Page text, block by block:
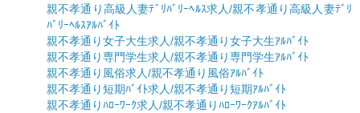
親不孝通り高級人妻ﾃﾞﾘﾊﾞﾘｰﾍﾙｽ求人/親不孝通り高級人妻ﾃﾞﾘ
ﾊﾞﾘｰﾍﾙｽｱﾙﾊﾞｲﾄ
親不孝通り女子大生求人/親不孝通り女子大生ｱﾙﾊﾞｲﾄ
親不孝通り専門学生求人/親不孝通り専門学生ｱﾙﾊﾞｲﾄ
親不孝通り風俗求人/親不孝通り風俗ｱﾙﾊﾞｲﾄ
親不孝通り短期ﾊﾞｲﾄ求人/親不孝通り短期ｱﾙﾊﾞｲﾄ
親不孝通りﾊﾛｰﾜｰｸ求人/親不孝通りﾊﾛｰﾜｰｸｱﾙﾊﾞｲﾄ